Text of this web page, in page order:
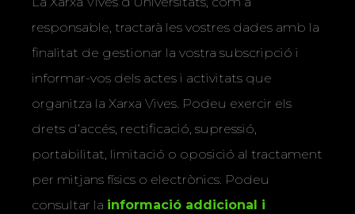
responsable, tractarà les vostres dades amb la
finalitat de gestionar la vostra subscripció i
informar-vos dels actes i activitats que
organitza la Xarxa Vives. Podeu exercir els
drets d’accés, rectificació, supressió,
portabilitat, limitació o oposició al tractament
per mitjans físics o electrònics. Podeu
consultar la informació addicional i